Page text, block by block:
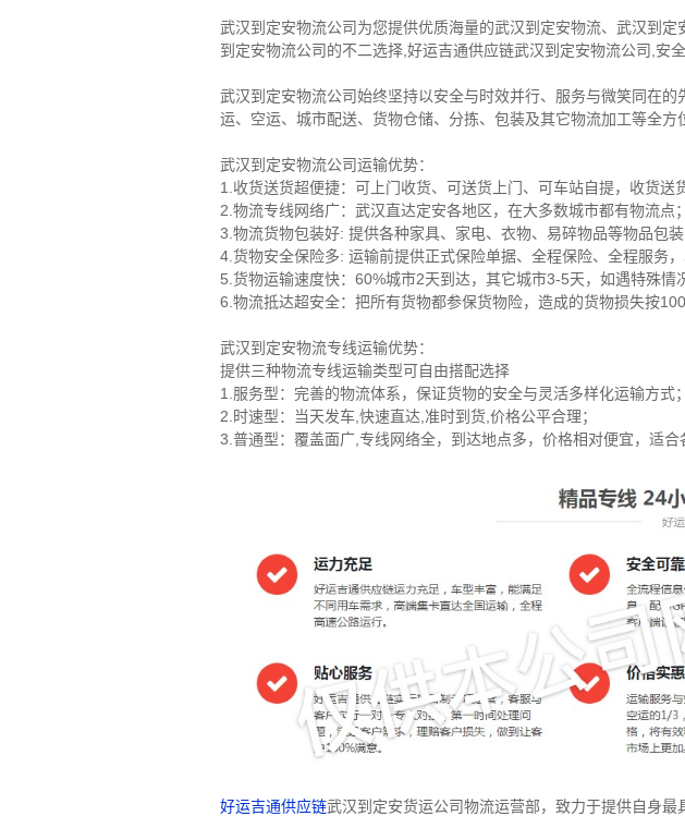
武汉到定安物流公司为您提供优质海量的武汉到定安物流、武汉到
到定安物流公司的不二选择,好运吉通供应链武汉到定安物流公司,安
武汉到定安物流公司始终坚持以安全与时效并行、服务与微笑同在
运、空运、城市配送、货物仓储、分拣、包装及其它物流加工等全方
武汉到定安物流公司运输优势：
1.收货送货超便捷：可上门收货、可送货上门、可车站自提，收货送
2.物流专线网络广：武汉直达定安各地区，在大多数城市都有物流点；
3.物流货物包装好: 提供各种家具、家电、衣物、易碎物品等物品包
4.货物安全保险多: 运输前提供正式保险单据、全程保险、全程服务
5.货物运输速度快：60%城市2天到达，其它城市3-5天，如遇特殊情
6.物流抵达超安全：把所有货物都参保货物险，造成的货物损失按
武汉到定安物流专线运输优势：
提供三种物流专线运输类型可自由搭配选择
1.服务型：完善的物流体系，保证货物的安全与灵活多样化运输方式；
2.时速型：当天发车,快速直达,准时到货,价格公平合理；
3.普通型：覆盖面广,专线网络全，到达地点多，价格相对便宜，适合
好运吉通供应链武汉到定安货运公司物流运营部，致力于提供自身最